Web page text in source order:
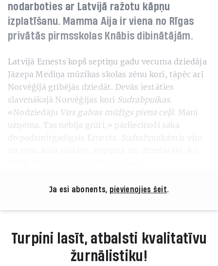
nodarboties ar Latvijā ražotu kāpņu
izplatīšanu. Mamma Aija ir viena no Rīgas
privātās pirmsskolas Knābis dibinātājām.
Latvijā Ernests kopš septiņu gadu vecuma dziedāja
Jāzepa Mediņa mūzikas skolas zēnu korī, tāpēc arī
Norvēģijā gribējās dziedāt. Devās iestāties
slavenākajā Norvēģijas korī Sudrabpuikas.
«Nodziedāju Virs galvas mūžīgs piena ceļš. Mani
uzņēma. Tas nebija grūti,» pārliecinoši saka
divpadsmitgadīgais Ernests.
Sudrabpuikām ir vīru
Ja esi abonents, pievienojies šeit.
Turpini lasīt, atbalsti kvalitatīvu
žurnālistiku!